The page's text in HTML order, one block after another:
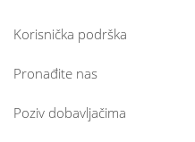
Korisnička podrška
Pronađite nas
Poziv dobavljačima